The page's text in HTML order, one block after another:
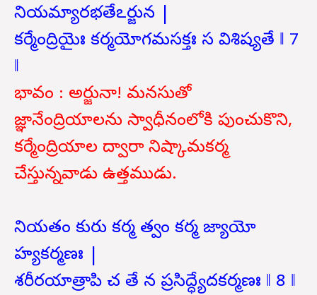
నియమ్యారభతేఽర్జున |
కర్మేంద్రియైః కర్మయోగమసక్తః స విశిష్యతే ‖ 7
‖
భావం : అర్జునా! మనసుతో
జ్ఞానేంద్రియాలను స్వాధీనంలోకి పుంచుకొని,
కర్మేంద్రియాల ద్వారా నిష్కామకర్మ
చేస్తున్నవాడు ఉత్తముడు.
నియతం కురు కర్మ త్వం కర్మ జ్యాయో
హ్యకర్మణః |
శరీరయాత్రాపి చ తే న ప్రసిద్ధ్యేదకర్మణః ‖ 8 ‖